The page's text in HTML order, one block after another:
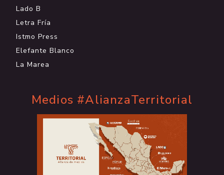
Lado B
Letra Fría
Istmo Press
Elefante Blanco
La Marea
Medios #AlianzaTerritorial